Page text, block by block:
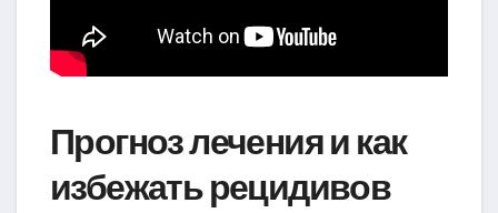
Прогноз лечения и как
избежать рецидивов